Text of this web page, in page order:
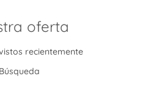
oferta
recientemente
Búsqueda